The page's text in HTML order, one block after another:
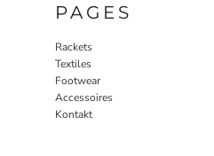
PAGES
Rackets
Textiles
Footwear
Accessoires
Kontakt